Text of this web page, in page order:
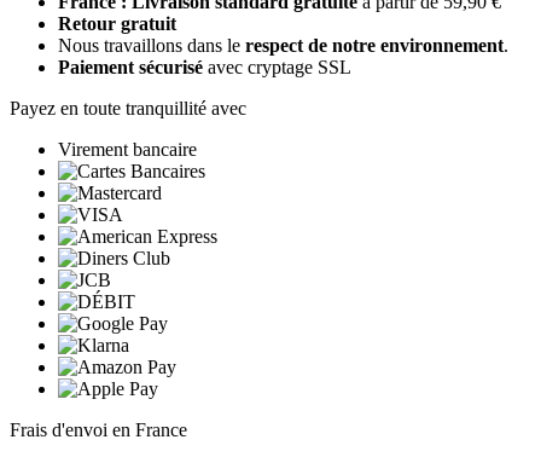
Retour gratuit
Nous travaillons dans le respect de notre environnement.
Paiement sécurisé avec cryptage SSL
Payez en toute tranquillité avec
Virement bancaire
Frais d'envoi en France